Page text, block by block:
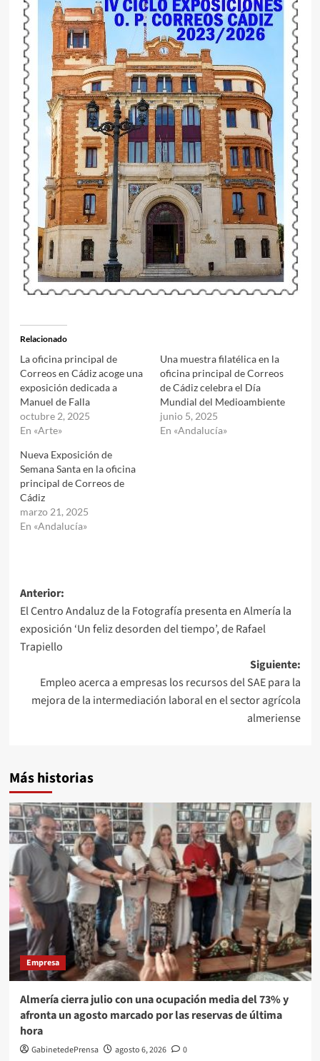
Relacionado
La oficina principal de
Correos en Cádiz acoge una
exposición dedicada a
Manuel de Falla
octubre 2, 2025
En «Arte»
Una muestra filatélica en la
oficina principal de Correos
de Cádiz celebra el Día
Mundial del Medioambiente
junio 5, 2025
En «Andalucía»
Nueva Exposición de
Semana Santa en la oficina
principal de Correos de
Cádiz
marzo 21, 2025
En «Andalucía»
Navegación
de
entradas
Anterior:
El Centro Andaluz de la Fotografía presenta en Almería la
exposición ‘Un feliz desorden del tiempo’, de Rafael
Trapiello
Siguiente:
Empleo acerca a empresas los recursos del SAE para la
mejora de la intermediación laboral en el sector agrícola
almeriense
Más historias
Empresa
Almería cierra julio con una ocupación media del 73% y
afronta un agosto marcado por las reservas de última
hora
GabinetedePrensa agosto 6, 2026 0